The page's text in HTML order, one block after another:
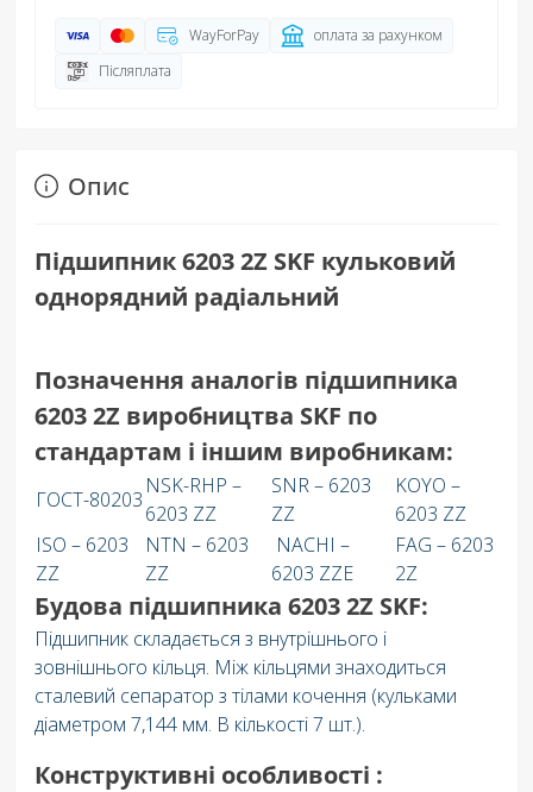
WayForPay
оплата за рахунком
Післяплата
Опис
Підшипник 6203 2Z SKF кульковий
однорядний радіальний
Позначення аналогів підшипника
6203 2Z виробництва SKF по
стандартам і іншим виробникам:
ГОСТ-80203
NSK-RHP –
6203 ZZ
SNR – 6203
ZZ
KOYO –
6203 ZZ
ISO – 6203
ZZ
NTN – 6203
ZZ
NACHI –
6203 ZZE
FAG – 6203
2Z
Будова підшипника 6203 2Z SKF:
Підшипник складається з внутрішнього і
зовнішнього кільця. Між кільцями знаходиться
сталевий сепаратор з тілами кочення (кульками
діаметром 7,144 мм. В кількості 7 шт.).
Конструктивні особливості :